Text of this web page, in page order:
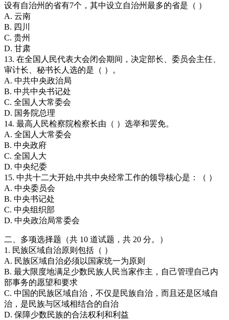
设有自治州的省有7个，其中设立自治州最多的省是（ ）
A. 云南
B. 四川
C. 贵州
D. 甘肃
13. 在全国人民代表大会闭会期间，决定部长、委员会主任、
审计长、秘书长人选的是（ ）。
A. 中共中央政治局
B. 中共中央书记处
C. 全国人大常委会
D. 国务院总理
14. 最高人民检察院检察长由（ ）选举和罢免。
A. 全国人大常委会
B. 中央政府
C. 全国人大
D. 中央纪委
15. 中共十二大开始,中共中央经常工作的领导核心是：（ ）
A. 中央委员会
B. 中央书记处
C. 中央组织部
D. 中央政治局常委会
二、多项选择题（共 10 道试题，共 20 分。）
1. 民族区域自治原则包括（ ）
A. 民族区域自治必须以国家统一为原则
B. 最大限度地满足少数民族人民当家作主，自己管理自己内
部事务的愿望和要求
C. 中国的民族区域自治，不仅是民族自治，而且还是区域自
治，是民族与区域相结合的自治
D. 保障少数民族的合法权利和利益